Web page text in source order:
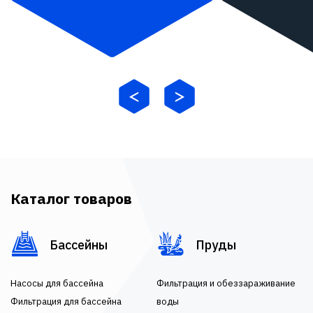
Каталог товаров
Бассейны
Насосы для бассейна
Фильтрация для бассейна
Пруды
Фильтрация и обеззараживание
воды